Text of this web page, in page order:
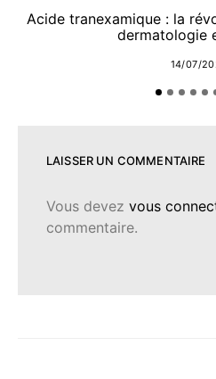
Acide tranexamique : la
dermatologie
14/07/
LAISSER UN COMMENTAIRE
Vous devez vous
commentaire.